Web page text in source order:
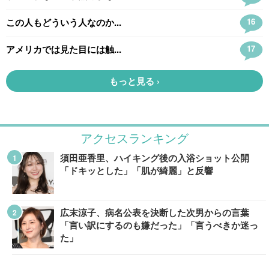
アクセスランキング
須田亜香里、ハイキング後の入浴ショット公開
「ドキッとした」「肌が綺麗」と反響
広末涼子、病名公表を決断した次男からの言葉
「言い訳にするのも嫌だった」「言うべきか迷っ
た」